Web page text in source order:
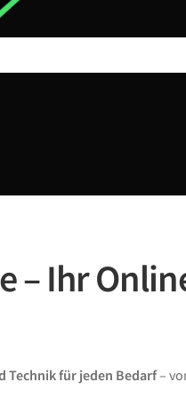
– Ihr
Technik für jeden Bedarf–